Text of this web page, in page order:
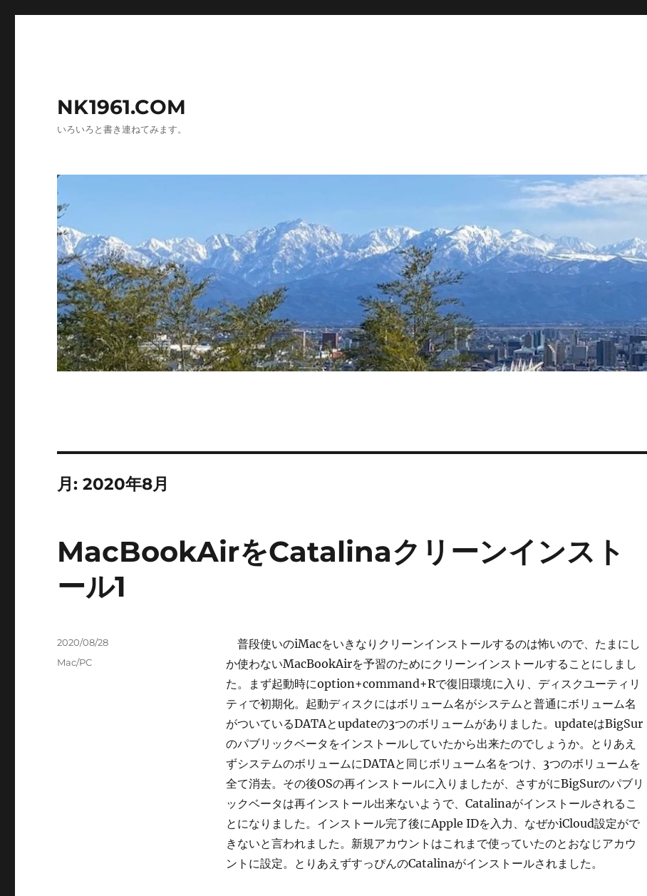
NK1961.COM
いろいろと書き連ねてみます。
月:2020年8月
MacBookAirをCatalinaクリーンインスト
ール1
普段使いのiMacをいきなりクリーンインストールするのは怖いので、たまにし
か使わないMacBookAirを予習のためにクリーンインストールすることにしまし
た。まず起動時にoption+command+Rで復旧環境に入り、ディスクユーティリ
ティで初期化。起動ディスクにはボリューム名がシステムと普通にボリューム名
がついているDATAとupdateの3つのボリュームがありました。updateはBigSur
のパブリックベータをインストールしていたから出来たのでしょうか。とりあえ
ずシステムのボリュームにDATAと同じボリューム名をつけ、3つのボリュームを
全て消去。その後OSの再インストールに入りましたが、さすがにBigSurのパブリ
ックベータは再インストール出来ないようで、Catalinaがインストールされるこ
とになりました。インストール完了後にApple IDを入力、なぜかiCloud設定がで
きないと言われました。新規アカウントはこれまで使っていたのとおなじアカウ
ントに設定。とりあえずすっぴんのCatalinaがインストールされました。
投
2020/08/28
カ
Mac/PC